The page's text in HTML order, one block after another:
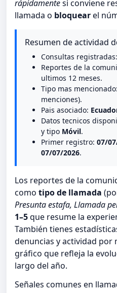
rápidamentesi conviene
llamada o bloquearel
Resumen de actividad
Consultas registradas:
Reportes de la
ultimos 12 meses.
Tipo mas mencionado:
menciones).
Pais asociado:
Datos tecnicos
y tipo Móvil.
Primer registro: 07/
07/07/2026.
Los reportes de la
como tipo de llamada
Presunta estafa, Llamada
1–5que resume la
También tienes
denuncias y actividad por
gráfico que refleja la
largo del año.
Señales comunes en